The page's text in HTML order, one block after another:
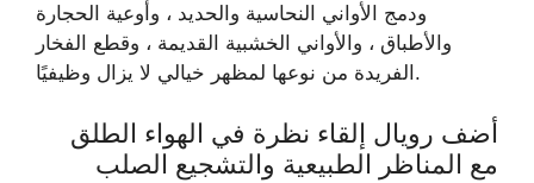
ودمج الأواني النحاسية والحديد ، وأوعية الحجارة
والأطباق ، والأواني الخشبية القديمة ، وقطع الفخار
الفريدة من نوعها لمظهر خيالي لا يزال وظيفيًا.
أضف رويال إلقاء نظرة في الهواء الطلق
مع المناظر الطبيعية والتشجيع الصلب